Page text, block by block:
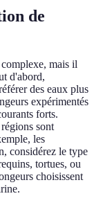
de
mais il
d'abord,
des eaux plus
expérimentés
forts.
sont
les
considérez le type
tortues, ou
choisissent